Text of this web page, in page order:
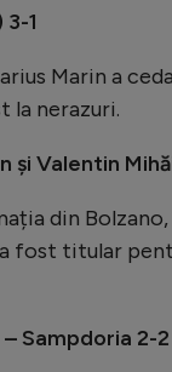
1
Marin a
la nerazuri.
și Valentin
din
fost titular
Sampdoria 2-2